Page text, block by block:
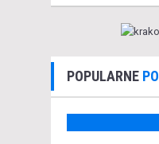
POPULARNE